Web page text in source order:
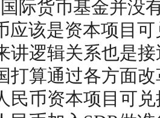
货币基金并没
应该是资本项目
讲逻辑关系也是
打算通过各方面
民币资本项目可